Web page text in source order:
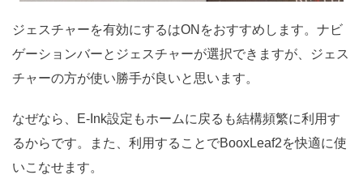
ジェスチャーを有効にするはONをおすすめします。ナビ
ゲーションバーとジェスチャーが選択できますが、ジェス
チャーの方が使い勝手が良いと思います。
なぜなら、E-Ink設定もホームに戻るも結構頻繁に利用す
るからです。また、利用することでBooxLeaf2を快適に使
いこなせます。